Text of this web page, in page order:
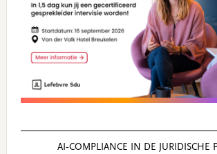
AI‑COMPLIANCE IN DE JURIDISCHE